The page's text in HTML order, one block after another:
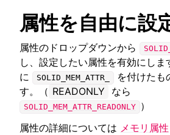
属性を自由に設
属性のドロップダウンから
し、設定したい属性を有効にし
に
SOLID_MEM_ATTR_
を付けたも
す。（ READONLY なら
SOLID_MEM_ATTR_READONLY ）
属性の詳細については メモリ属性